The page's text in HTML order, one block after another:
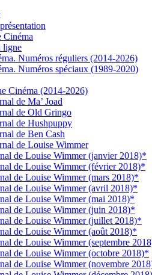
Cinéma
ligne
Numéros réguliers (2014-2026)
Numéros spéciaux (1989-2020)
Cinéma (2014-2026)
de Ma’ Joad
de Old Gringo
de Hushpuppy
de Ben Cash
de Louise Wimmer
de Louise Wimmer (janvier 2018)*
de Louise Wimmer (février 2018)*
de Louise Wimmer (mars 2018)*
de Louise Wimmer (avril 2018)*
de Louise Wimmer (mai 2018)*
de Louise Wimmer (juin 2018)*
de Louise Wimmer (juillet 2018)*
de Louise Wimmer (août 2018)*
de Louise Wimmer (septembre
de Louise Wimmer (octobre 2018)*
de Louise Wimmer (novembre